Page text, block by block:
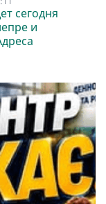
сегодня
и